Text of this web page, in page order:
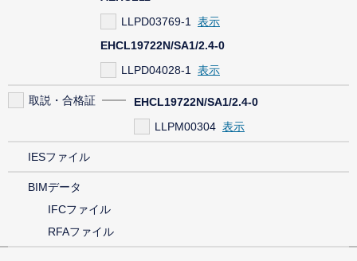
LLPD03769-1
EHCL19722N/SA1/2.4-0
LLPD04028-1
取説・合格証
EHCL19722N/SA1/2.4-0
LLPM00304
IESファイル
BIMデータ
IFCファイル
RFAファイル